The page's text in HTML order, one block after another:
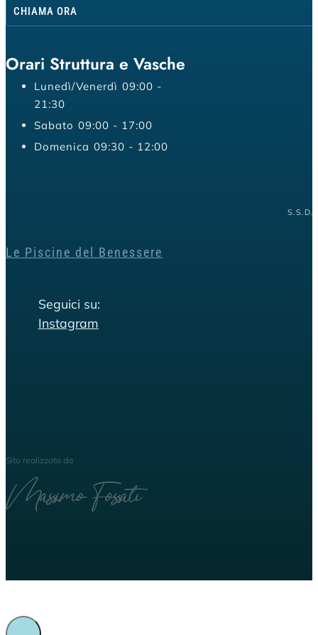
CHIAMA ORA
Orari Struttura e Vasche
Lunedì/Venerdì 09:00 -
21:30
Sabato 09:00 - 17:00
Domenica 09:30 - 12:00
S.S.D.
Le Piscine del Benessere
Seguici su:
Instagram
Sito realizzato da